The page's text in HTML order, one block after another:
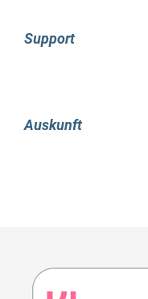
Support
Auskunft